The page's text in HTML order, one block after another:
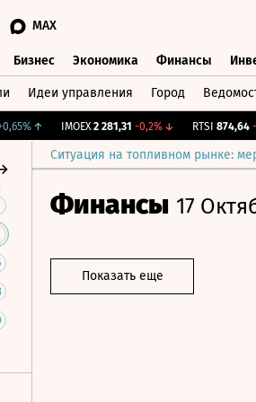
MAX
Бизнес Экономика Финансы
Идеи управления Город
↑ IMOEX 2 281,31 -0,2%↓ RTSI 874,64 -
Ситуация на топливном рынке:
Финансы 17
Показать еще